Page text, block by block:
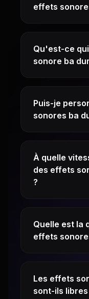
effets
Qu'est-ce
sonore ba
Puis-je
sonores ba
À quelle
des effets
?
Quelle est la
effets
Les effets
sont-ils